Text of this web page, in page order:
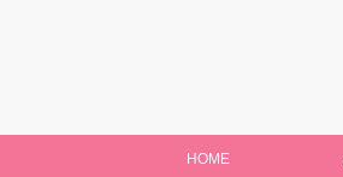
HOME